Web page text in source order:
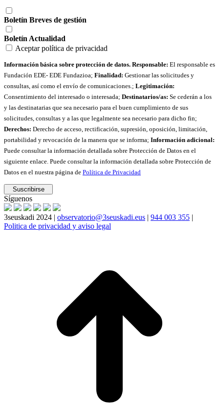
Boletín Breves de gestión
Boletín Actualidad
Aceptar política de privacidad
Información básica sobre protección de datos. Responsable: El responsable es
Fundación EDE- EDE Fundazioa; Finalidad: Gestionar las solicitudes y
consultas, así como el envío de comunicaciones.; Legitimación:
Consentimiento del interesado o interesada; Destinatarios/as: Se cederán a los
y las destinatarias que sea necesario para el buen cumplimiento de sus
solicitudes, consultas y a las que legalmente sea necesario para dicho fin;
Derechos: Derecho de acceso, rectificación, supresión, oposición, limitación,
portabilidad y revocación de la manera que se informa; Información adicional:
Puede consultar la información detallada sobre Protección de Datos en el
siguiente enlace. Puede consultar la información detallada sobre Protección de
Datos en el nuestra página de Política de Privacidad
Síguenos
3seuskadi 2024 | observatorio@3seuskadi.eus | 944 003 355 |
Politica de privacidad y aviso legal